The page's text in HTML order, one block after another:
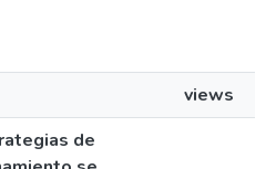
views
de